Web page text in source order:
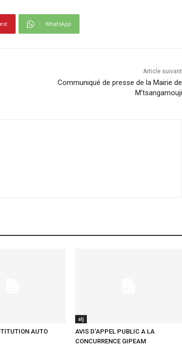
WhatsApp
Article suivant
Communiqué de presse de la Mairie de
M’tsangamouji
AUTO
alj
AVIS D’APPEL PUBLIC A LA
CONCURRENCE GIPEAM